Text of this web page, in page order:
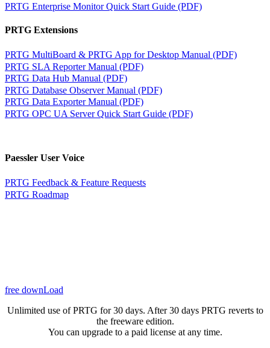
PRTG Enterprise Monitor Quick Start Guide (PDF)
PRTG Extensions
PRTG MultiBoard & PRTG App for Desktop Manual (PDF)
PRTG SLA Reporter Manual (PDF)
PRTG Data Hub Manual (PDF)
PRTG Database Observer Manual (PDF)
PRTG Data Exporter Manual (PDF)
PRTG OPC UA Server Quick Start Guide (PDF)
Paessler User Voice
PRTG Feedback & Feature Requests
PRTG Roadmap
free downLoad
Unlimited use of PRTG for 30 days. After 30 days PRTG reverts to
the freeware edition.
You can upgrade to a paid license at any time.